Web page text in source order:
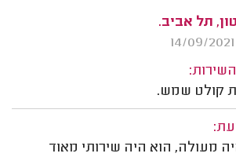
תל אביב.
קולט שמש.
מעולה, הוא היה שירותי מאוד